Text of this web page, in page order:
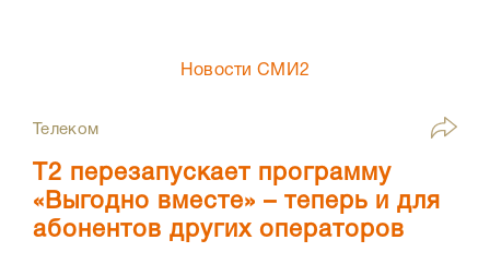
Новости СМИ2
Телеком
Т2 перезапускает программу
«Выгодно вместе» – теперь и для
абонентов других операторов